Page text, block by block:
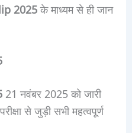
2025के माध्यम से ही जान
21 नवंबर 2025 को जारी
से जुड़ी सभी महत्वपूर्ण